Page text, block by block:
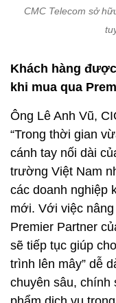
CMC Telecom sở
Khách hàng
khi mua qua
Ông Lê Anh Vũ,
“Trong thời gian
cánh tay nối dài
trường Việt Nam
các doanh nghiệp
mới. Với việc
Premier Partner
sẽ tiếp tục giúp
trình lên mây” dễ
chuyên sâu, chính